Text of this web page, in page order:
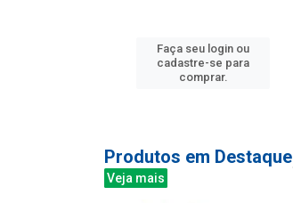
Faça seu login ou
cadastre-se para
comprar.
Produtos em Destaque
Veja mais